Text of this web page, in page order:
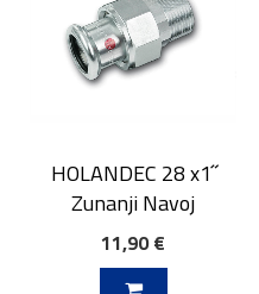
HOLANDEC 28 x1˝
Zunanji Navoj
11,90 €